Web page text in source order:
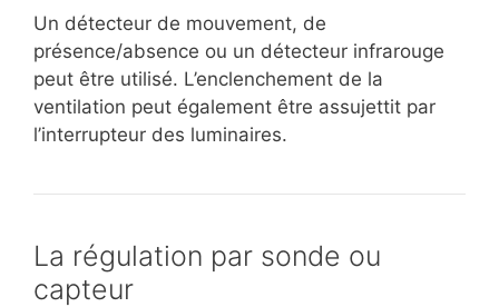
Un détecteur de mouvement, de
présence/absence ou un détecteur infrarouge
peut être utilisé. L’enclenchement de la
ventilation peut également être assujettit par
l’interrupteur des luminaires.
La régulation par sonde ou
capteur